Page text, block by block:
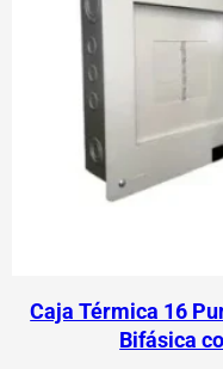
Caja Térmica 16
Bifásica